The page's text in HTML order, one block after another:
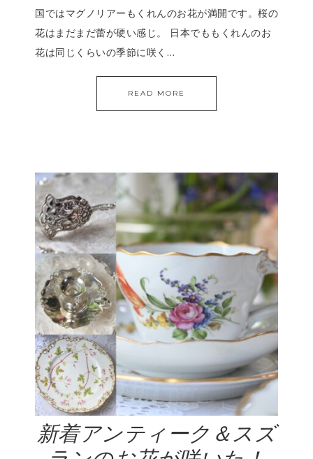
国ではマグノリアーもくれんのお花が満開です。桜の
花はまだまだ蕾が硬い感じ。 日本でももくれんのお
花は同じくらいの季節に咲く…
READ MORE
新着アンティーク＆スズ